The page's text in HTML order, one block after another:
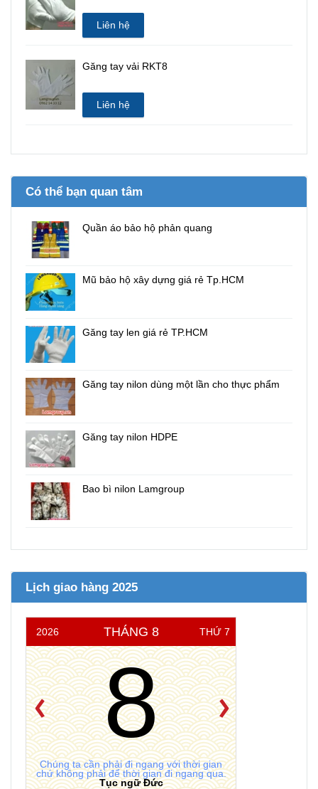
Liên hệ
Găng tay vải RKT8
Liên hệ
Có thể bạn quan tâm
Quần áo bảo hộ phản quang
Mũ bảo hộ xây dựng giá rẻ Tp.HCM
Găng tay len giá rẻ TP.HCM
Găng tay nilon dùng một lần cho thực phẩm
Găng tay nilon HDPE
Bao bì nilon Lamgroup
Lịch giao hàng 2025
2026 THÁNG 8 THỨ 7
8
Chúng ta cần phải đi ngang với thời gian
chứ không phải để thời gian đi ngang qua.
Tục ngữ Đức